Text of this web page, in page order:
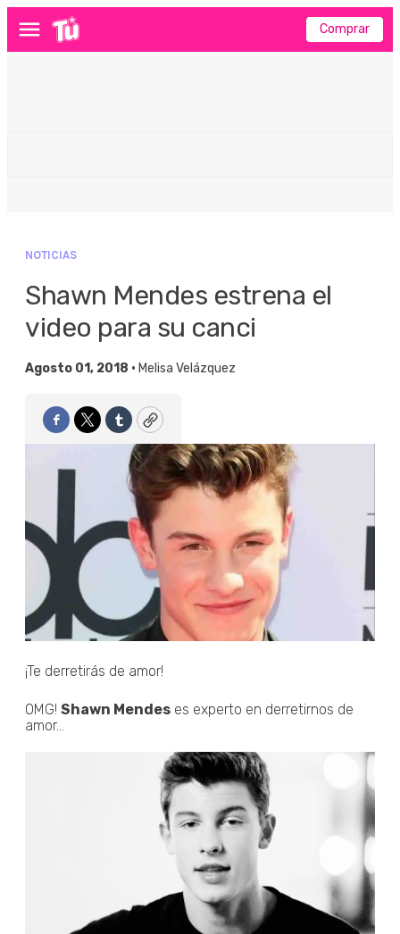
Menú Comprar
NOTICIAS
Shawn Mendes estrena el
video para su canci
Agosto 01, 2018 • Melisa Velázquez
Facebook
TwitterTumblrCopy
¡Te derretirás de amor!
OMG! Shawn Mendes es experto en derretirnos de
amor...